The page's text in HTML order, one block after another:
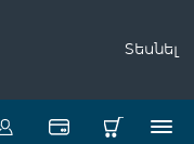
Տեսնել